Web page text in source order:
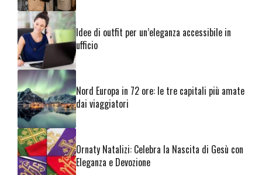
Idee di outfit per un’eleganza accessibile in
ufficio
Nord Europa in 72 ore: le tre capitali più amate
dai viaggiatori
Ornaty Natalizi: Celebra la Nascita di Gesù con
Eleganza e Devozione